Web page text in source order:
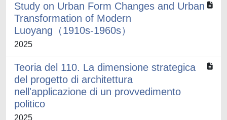
Study on Urban Form Changes and Urban
Transformation of Modern
Luoyang（1910s-1960s）
2025
Teoria del 110. La dimensione strategica
del progetto di architettura
nell'applicazione di un provvedimento
politico
2025